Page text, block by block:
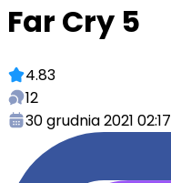
Far Cry 5
4.83
12
30 grudnia 2021 02:17